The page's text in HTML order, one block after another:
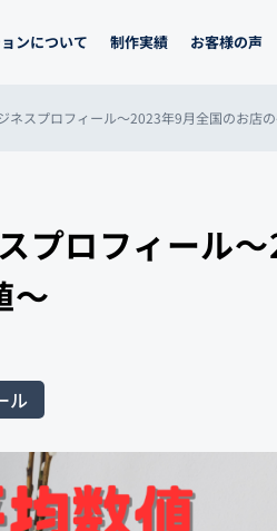
ンについて 制作実績 お客様の声
ネスプロフィール～2023年9月全国のお店
プロフィール
～
ル